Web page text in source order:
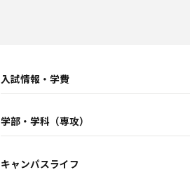
入試情報・学費
学部・学科（専攻）
キャンパスライフ